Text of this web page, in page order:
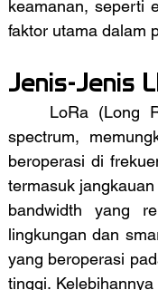
keamanan, seperti
faktor utama dalam
Jenis-Jenis
spectrum,
beroperasi di
termasuk
bandwidth yang
lingkungan dan
yang beroperasi
tinggi.